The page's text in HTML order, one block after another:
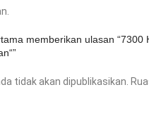
memberikan ulasan “7300
tidak akan dipublikasikan.